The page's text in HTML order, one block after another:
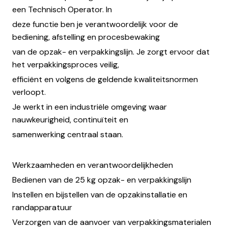
een Technisch Operator. In
deze functie ben je verantwoordelijk voor de
bediening, afstelling en procesbewaking
van de opzak- en verpakkingslijn. Je zorgt ervoor dat
het verpakkingsproces veilig,
efficiënt en volgens de geldende kwaliteitsnormen
verloopt.
Je werkt in een industriële omgeving waar
nauwkeurigheid, continuïteit en
samenwerking centraal staan.
Werkzaamheden en verantwoordelijkheden
Bedienen van de 25 kg opzak- en verpakkingslijn
Instellen en bijstellen van de opzakinstallatie en
randapparatuur
Verzorgen van de aanvoer van verpakkingsmaterialen